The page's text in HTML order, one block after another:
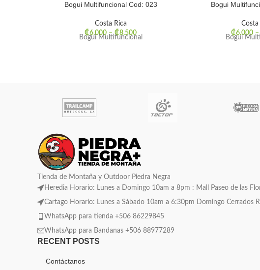
Bogui Multifuncional Cod: 023
Costa Rica
₡6.000 –₡8.500
Bogui Multifuncional
Bogui
Costa
₡6.000 –
Bogui
Tienda de Montaña y Outdoor Piedra Negra
Heredia Horario: Lunes a Domingo 10am a 8pm : Mall Paseo de las
Cartago Horario: Lunes a Sábado 10am a 6:30pm Domingo Cerrados
WhatsApp para tienda +506 86229845
WhatsApp para Bandanas +506 88977289
RECENT POSTS
Contáctanos